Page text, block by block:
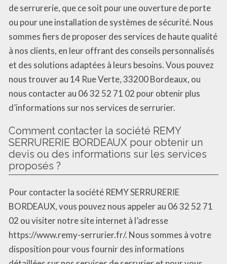
de serrurerie, que ce soit pour une ouverture de porte
ou pour une installation de systèmes de sécurité. Nous
sommes fiers de proposer des services de haute qualité
à nos clients, en leur offrant des conseils personnalisés
et des solutions adaptées à leurs besoins. Vous pouvez
nous trouver au 14 Rue Verte, 33200 Bordeaux, ou
nous contacter au 06 32 52 71 02 pour obtenir plus
d’informations sur nos services de serrurier.
Comment contacter la société REMY
SERRURERIE BORDEAUX pour obtenir un
devis ou des informations sur les services
proposés ?
Pour contacter la société REMY SERRURERIE
BORDEAUX, vous pouvez nous appeler au 06 32 52 71
02 ou visiter notre site internet à l’adresse
https://www.remy-serrurier.fr/. Nous sommes à votre
disposition pour vous fournir des informations